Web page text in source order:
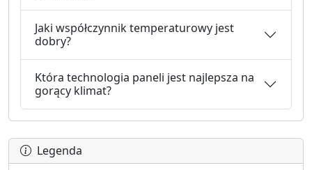
Jaki współczynnik temperaturowy jest
dobry?
Która technologia paneli jest najlepsza na
gorący klimat?
Legenda